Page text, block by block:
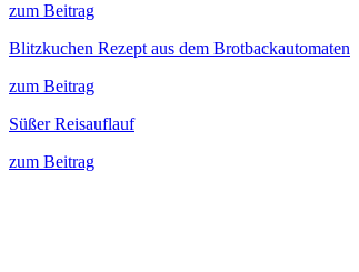
zum Beitrag
Blitzkuchen Rezept aus dem Brotbackautomaten
zum Beitrag
Süßer Reisauflauf
zum Beitrag